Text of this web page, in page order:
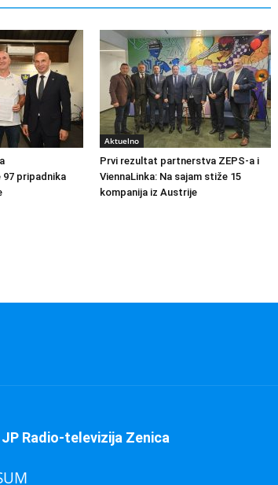
97 pripadnika
Aktuelno
Prvi rezultat partnerstva ZEPS-a i
ViennaLinka: Na sajam stiže 15
kompanija iz Austrije
Radio-televizija Zenica